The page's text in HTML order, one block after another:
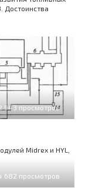
Достоинства
943 просмотров
Midrex и HYL,
682 просмотров